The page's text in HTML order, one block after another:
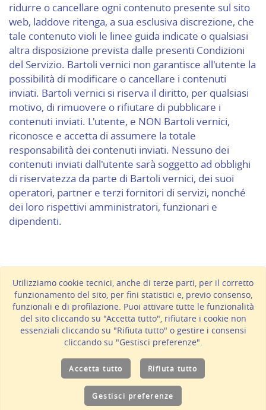
ridurre o cancellare ogni contenuto presente sul sito
web, laddove ritenga, a sua esclusiva discrezione, che
tale contenuto violi le linee guida indicate o qualsiasi
altra disposizione prevista dalle presenti Condizioni
del Servizio. Bartoli vernici non garantisce all'utente la
possibilità di modificare o cancellare i contenuti
inviati. Bartoli vernici si riserva il diritto, per qualsiasi
motivo, di rimuovere o rifiutare di pubblicare i
contenuti inviati. L'utente, e NON Bartoli vernici,
riconosce e accetta di assumere la totale
responsabilità dei contenuti inviati. Nessuno dei
contenuti inviati dall'utente sarà soggetto ad obblighi
di riservatezza da parte di Bartoli vernici, dei suoi
operatori, partner e terzi fornitori di servizi, nonché
dei loro rispettivi amministratori, funzionari e
dipendenti.
BARTOLI VERNICI SRL- P.IVA 00955440417 - C.S. € 120.000
i.v. - REA PS-97694
Via Renato Serra 2/4/6, 61122 Pesaro (PU)
+39 0721 281265- Fax +39 0721 450077 -
Privacy & Cookie Policy(gestisci preferenze) -
Utilizziamo cookie tecnici, anche di terze parti, per il corretto
funzionamento del sito, per fini statistici e, previo consenso,
funzionali e di profilazione. Puoi attivare tutte le funzionalità
del sito cliccando su "Accetta tutto", rifiutare i cookie non
essenziali cliccando su "Rifiuta tutto" o gestire i consensi
cliccando su "Gestisci preferenze".
Accetta tutto Rifiuta tutto
Gestisci preferenze